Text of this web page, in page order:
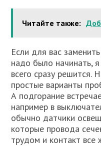
Читайте также:
Если для вас
надо было начинать,
всего сразу решится.
простые варианты
А подгорание
например в
обычно датчики
которые провода
трудом и контакт